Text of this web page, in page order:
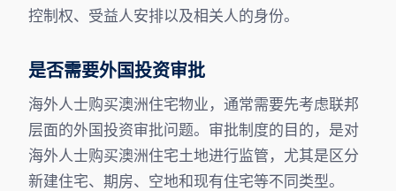
控制权、受益人安排以及相关人的身份。
是否需要外国投资审批
海外人士购买澳洲住宅物业，通常需要先考虑联邦
层面的外国投资审批问题。审批制度的目的，是对
海外人士购买澳洲住宅土地进行监管，尤其是区分
新建住宅、期房、空地和现有住宅等不同类型。